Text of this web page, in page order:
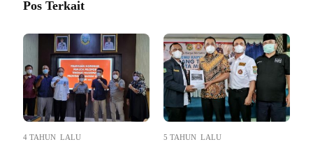
Pos Terkait
4 TAHUN LALU 5 TAHUN LALU